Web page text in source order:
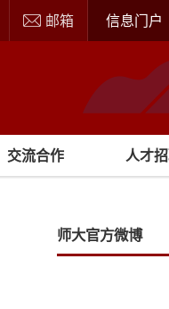
邮箱 信息门户
交流合作 人才
师大官方微博